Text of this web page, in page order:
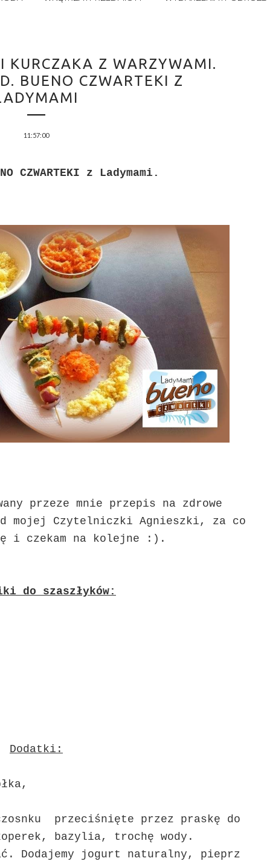
KURCZAKA Z WARZYWAMI.
BUENO CZWARTEKI Z
11:57:00
CZWARTEKI z Ladymami.
przeze mnie przepis na zdrowe
mojej Czytelniczki Agnieszki, za co
i czekam na kolejne :).
do szaszłyków:
Dodatki:
przeciśnięte przez praskę do
bazylia, trochę wody.
Dodajemy jogurt naturalny, pieprz